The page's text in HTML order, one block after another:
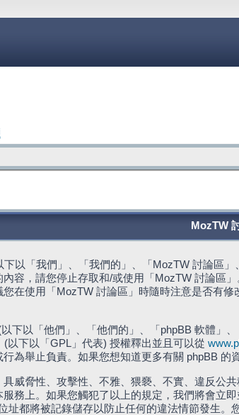
MozTW
以「我們」、「我們的」、「MozTW 討論區
容，請您停止存取和/或使用「MozTW 討論區
在使用「MozTW 討論區」時隨時注意是否有
下以「他們」、「他們的」、「phpBB 軟體」
(以下以「GPL」代表) 授權釋出並且可以從
為舉止負責。如果您想知道更多有關 phpBB 的
威脅性、攻擊性、不雅、猥褻、不實、違反公
務上。如果您觸犯了以上的規定，我們將會立
址都將被記錄儲存以防止任何的違法情節發生